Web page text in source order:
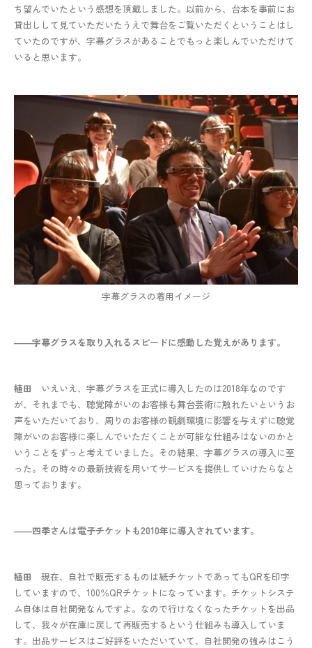
ち望んでいたという感想を頂戴しました。以前から、台本を事前にお
貸出しして見ていただいたうえで舞台をご覧いただくということはし
ていたのですが、字幕グラスがあることでもっと楽しんでいただけて
いると思います。
字幕グラスの着用イメージ
――字幕グラスを取り入れるスピードに感動した覚えがあります。
植田
いえいえ、字幕グラスを正式に導入したのは2018年なのです
が、それまでも、聴覚障がいのお客様も舞台芸術に触れたいというお
声をいただいており、周りのお客様の観劇環境に影響を与えずに聴覚
障がいのお客様に楽しんでいただくことが可能な仕組みはないのかと
いうことをずっと考えていました。その結果、字幕グラスの導入に至
った。その時々の最新技術を用いてサービスを提供していけたらなと
思っております。
――四季さんは電子チケットも2010年に導入されています。
植田
現在、自社で販売するものは紙チケットであってもQRを印字
していますので、100％QRチケットになっています。チケットシステ
ム自体は自社開発なんですよ。なので行けなくなったチケットを出品
して、我々が在庫に戻して再販売するという仕組みも導入していま
す。出品サービスはご好評をいただいていて、自社開発の強みはこう